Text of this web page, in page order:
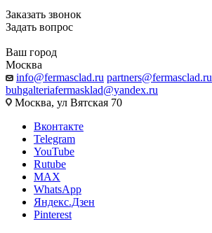
Заказать звонок
Задать вопрос
Ваш город
Москва
info@fermasclad.ru partners@fermasclad.ru
buhgalteriafermasklad@yandex.ru
Москва, ул Вятская 70
Вконтакте
Telegram
YouTube
Rutube
MAX
WhatsApp
Яндекс.Дзен
Pinterest